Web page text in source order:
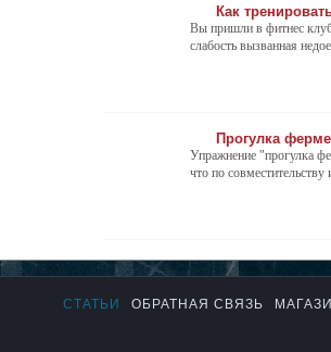
Как
Вы пришли в фитнес клуб
слабость вызванная
Прогулка
Упражнение "прогулка
что по совместительству
СТАТЬИ ОБРАТНАЯ СВЯЗЬ